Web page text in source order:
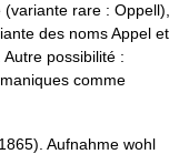
rare : Oppell),
des noms Appel et
possibilité :
comme
Aufnahme wohl